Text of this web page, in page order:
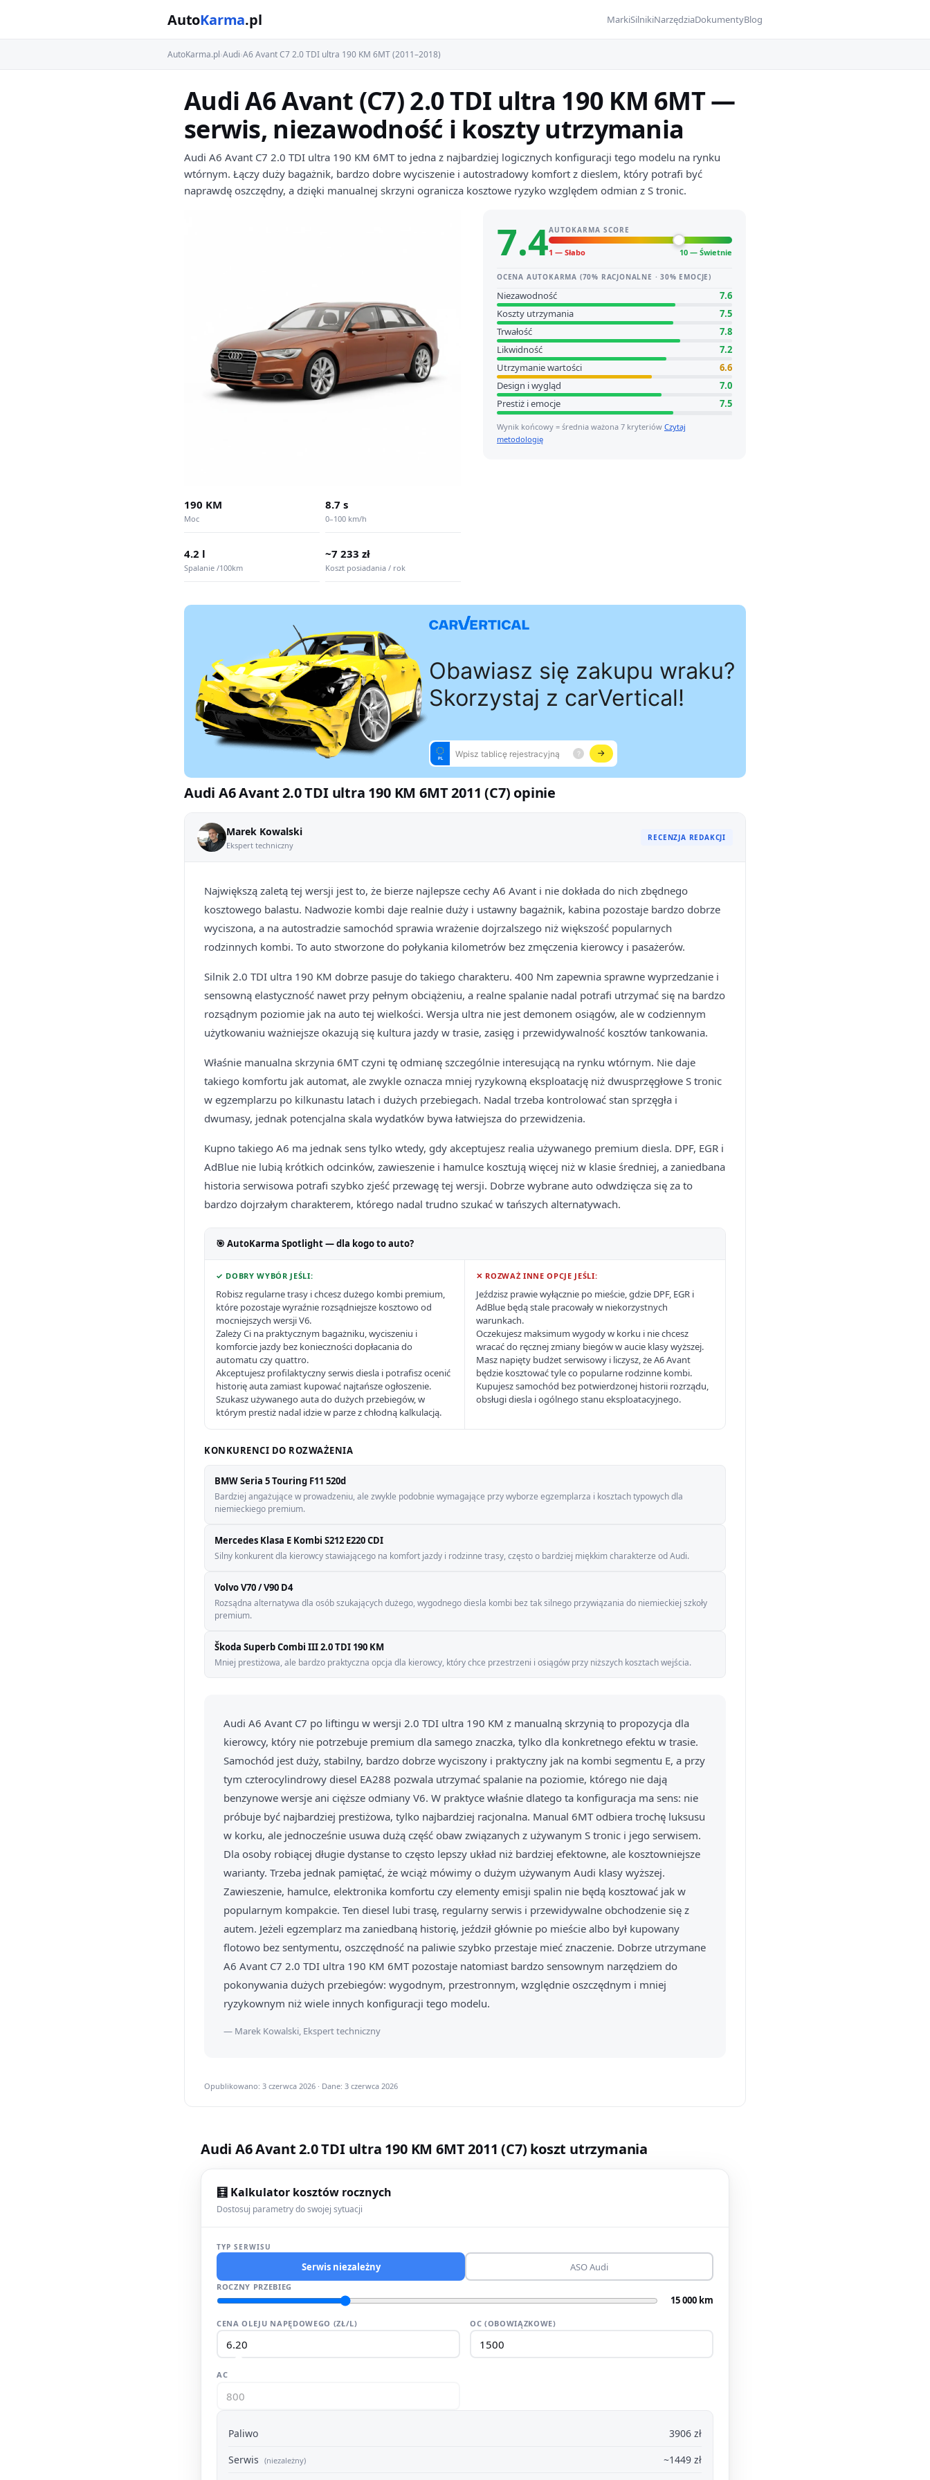
AutoKarma.pl MarkiSilnikiNarzędziaDokumentyBlog
AutoKarma.pl›Audi›A6 Avant C7 2.0 TDI ultra 190 KM 6MT (2011–2018)
Audi A6 Avant (C7) 2.0 TDI ultra 190 KM 6MT —
serwis, niezawodność i koszty utrzymania
Audi A6 Avant C7 2.0 TDI ultra 190 KM 6MT to jedna z najbardziej logicznych konfiguracji tego modelu na rynku
wtórnym. Łączy duży bagażnik, bardzo dobre wyciszenie i autostradowy komfort z dieslem, który potrafi być
naprawdę oszczędny, a dzięki manualnej skrzyni ogranicza kosztowe ryzyko względem odmian z S tronic.
190 KM
Moc
8.7 s
0–100 km/h
4.2 l
Spalanie /100km
~7 233 zł
Koszt posiadania / rok
7.4AUTOKARMA SCORE
1 — Słabo 10 — Świetnie
OCENA AUTOKARMA (70% RACJONALNE · 30% EMOCJE)
Niezawodność
7.6
Koszty utrzymania
7.5
Trwałość
7.8
Likwidność
7.2
Utrzymanie wartości
6.6
Design i wygląd
7.0
Prestiż i emocje
7.5
Wynik końcowy = średnia ważona 7 kryteriów Czytaj
metodologię
Audi A6 Avant 2.0 TDI ultra 190 KM 6MT 2011 (C7) opinie
Marek Kowalski
Ekspert techniczny
RECENZJA REDAKCJI
Największą zaletą tej wersji jest to, że bierze najlepsze cechy A6 Avant i nie dokłada do nich zbędnego
kosztowego balastu. Nadwozie kombi daje realnie duży i ustawny bagażnik, kabina pozostaje bardzo dobrze
wyciszona, a na autostradzie samochód sprawia wrażenie dojrzalszego niż większość popularnych
rodzinnych kombi. To auto stworzone do połykania kilometrów bez zmęczenia kierowcy i pasażerów.
Silnik 2.0 TDI ultra 190 KM dobrze pasuje do takiego charakteru. 400 Nm zapewnia sprawne wyprzedzanie i
sensowną elastyczność nawet przy pełnym obciążeniu, a realne spalanie nadal potrafi utrzymać się na bardzo
rozsądnym poziomie jak na auto tej wielkości. Wersja ultra nie jest demonem osiągów, ale w codziennym
użytkowaniu ważniejsze okazują się kultura jazdy w trasie, zasięg i przewidywalność kosztów tankowania.
Właśnie manualna skrzynia 6MT czyni tę odmianę szczególnie interesującą na rynku wtórnym. Nie daje
takiego komfortu jak automat, ale zwykle oznacza mniej ryzykowną eksploatację niż dwusprzęgłowe S tronic
w egzemplarzu po kilkunastu latach i dużych przebiegach. Nadal trzeba kontrolować stan sprzęgła i
dwumasy, jednak potencjalna skala wydatków bywa łatwiejsza do przewidzenia.
Kupno takiego A6 ma jednak sens tylko wtedy, gdy akceptujesz realia używanego premium diesla. DPF, EGR i
AdBlue nie lubią krótkich odcinków, zawieszenie i hamulce kosztują więcej niż w klasie średniej, a zaniedbana
historia serwisowa potrafi szybko zjeść przewagę tej wersji. Dobrze wybrane auto odwdzięcza się za to
bardzo dojrzałym charakterem, którego nadal trudno szukać w tańszych alternatywach.
🎯 AutoKarma Spotlight — dla kogo to auto?
✓ DOBRY WYBÓR JEŚLI:
Robisz regularne trasy i chcesz dużego kombi premium,
które pozostaje wyraźnie rozsądniejsze kosztowo od
mocniejszych wersji V6.
Zależy Ci na praktycznym bagażniku, wyciszeniu i
komforcie jazdy bez konieczności dopłacania do
automatu czy quattro.
Akceptujesz profilaktyczny serwis diesla i potrafisz ocenić
historię auta zamiast kupować najtańsze ogłoszenie.
Szukasz używanego auta do dużych przebiegów, w
którym prestiż nadal idzie w parze z chłodną kalkulacją.
✕ ROZWAŻ INNE OPCJE JEŚLI:
Jeździsz prawie wyłącznie po mieście, gdzie DPF, EGR i
AdBlue będą stale pracowały w niekorzystnych
warunkach.
Oczekujesz maksimum wygody w korku i nie chcesz
wracać do ręcznej zmiany biegów w aucie klasy wyższej.
Masz napięty budżet serwisowy i liczysz, że A6 Avant
będzie kosztować tyle co popularne rodzinne kombi.
Kupujesz samochód bez potwierdzonej historii rozrządu,
obsługi diesla i ogólnego stanu eksploatacyjnego.
KONKURENCI DO ROZWAŻENIA
BMW Seria 5 Touring F11 520d
Bardziej angażujące w prowadzeniu, ale zwykle podobnie wymagające przy wyborze egzemplarza i kosztach typowych dla
niemieckiego premium.
Mercedes Klasa E Kombi S212 E220 CDI
Silny konkurent dla kierowcy stawiającego na komfort jazdy i rodzinne trasy, często o bardziej miękkim charakterze od Audi.
Volvo V70 / V90 D4
Rozsądna alternatywa dla osób szukających dużego, wygodnego diesla kombi bez tak silnego przywiązania do niemieckiej szkoły
premium.
Škoda Superb Combi III 2.0 TDI 190 KM
Mniej prestiżowa, ale bardzo praktyczna opcja dla kierowcy, który chce przestrzeni i osiągów przy niższych kosztach wejścia.
Audi A6 Avant C7 po liftingu w wersji 2.0 TDI ultra 190 KM z manualną skrzynią to propozycja dla
kierowcy, który nie potrzebuje premium dla samego znaczka, tylko dla konkretnego efektu w trasie.
Samochód jest duży, stabilny, bardzo dobrze wyciszony i praktyczny jak na kombi segmentu E, a przy
tym czterocylindrowy diesel EA288 pozwala utrzymać spalanie na poziomie, którego nie dają
benzynowe wersje ani cięższe odmiany V6. W praktyce właśnie dlatego ta konfiguracja ma sens: nie
próbuje być najbardziej prestiżowa, tylko najbardziej racjonalna. Manual 6MT odbiera trochę luksusu
w korku, ale jednocześnie usuwa dużą część obaw związanych z używanym S tronic i jego serwisem.
Dla osoby robiącej długie dystanse to często lepszy układ niż bardziej efektowne, ale kosztowniejsze
warianty. Trzeba jednak pamiętać, że wciąż mówimy o dużym używanym Audi klasy wyższej.
Zawieszenie, hamulce, elektronika komfortu czy elementy emisji spalin nie będą kosztować jak w
popularnym kompakcie. Ten diesel lubi trasę, regularny serwis i przewidywalne obchodzenie się z
autem. Jeżeli egzemplarz ma zaniedbaną historię, jeździł głównie po mieście albo był kupowany
flotowo bez sentymentu, oszczędność na paliwie szybko przestaje mieć znaczenie. Dobrze utrzymane
A6 Avant C7 2.0 TDI ultra 190 KM 6MT pozostaje natomiast bardzo sensownym narzędziem do
pokonywania dużych przebiegów: wygodnym, przestronnym, względnie oszczędnym i mniej
ryzykownym niż wiele innych konfiguracji tego modelu.
— Marek Kowalski, Ekspert techniczny
Opublikowano: 3 czerwca 2026 · Dane: 3 czerwca 2026
Audi A6 Avant 2.0 TDI ultra 190 KM 6MT 2011 (C7) koszt utrzymania
🧮 Kalkulator kosztów rocznych
Dostosuj parametry do swojej sytuacji
TYP SERWISU
Serwis niezależny ASO Audi
ROCZNY PRZEBIEG
15 000 km
CENA OLEJU NAPĘDOWEGO (ZŁ/L) OC (OBOWIĄZKOWE)
AC
Paliwo
3906 zł
Serwis (niezależny)
~1449 zł